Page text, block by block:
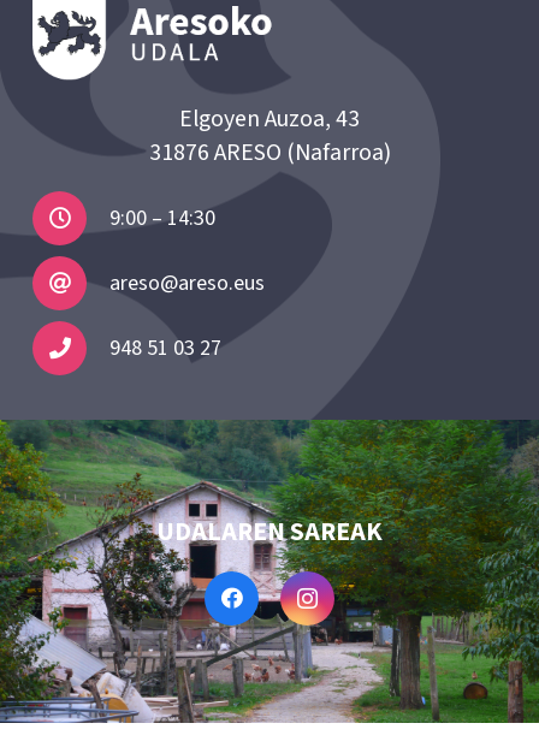
Elgoyen Auzoa, 43
31876 ARESO (Nafarroa)
9:00 – 14:30
areso@areso.eus
948 51 03 27
UDALAREN SAREAK